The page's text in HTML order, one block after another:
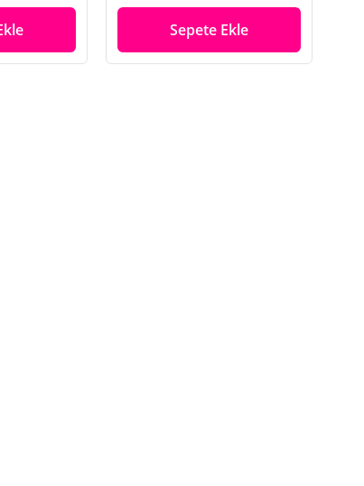
Sepete Ekle